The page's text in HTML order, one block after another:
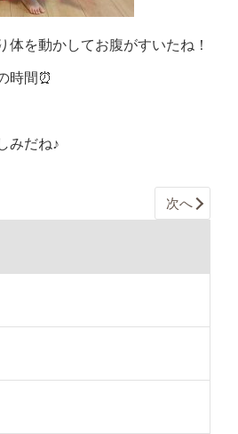
体を動かしてお腹がすいたね！
時間⏰
みだね♪
次へ